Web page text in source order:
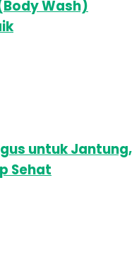
Wash)
untuk Jantung,
Sehat